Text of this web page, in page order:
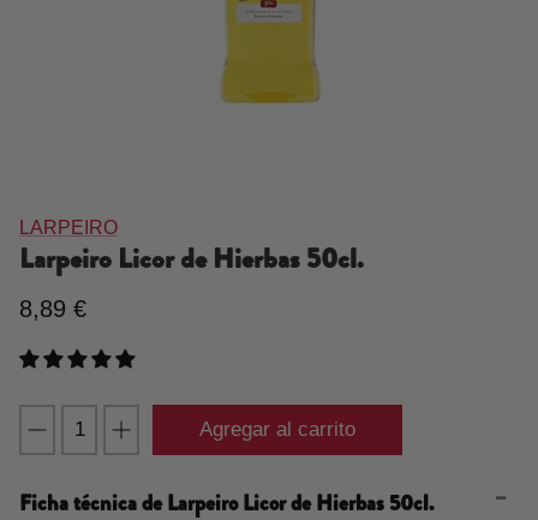
LARPEIRO
Larpeiro Licor de Hierbas 50cl.
8,89 €
Agregar al carrito
Ficha técnica deLarpeiro Licor de Hierbas 50cl.